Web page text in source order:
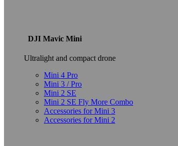
DJI Mavic Mini
Ultralight and compact drone
Mini 4 Pro
Mini 3 / Pro
Mini 2 SE
Mini 2 SE Fly More Combo
Accessories for Mini 3
Accessories for Mini 2